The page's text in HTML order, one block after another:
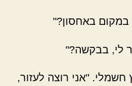
במקום באחסון?"
לי, בבקשה?"
חשמלי. "אני רוצה לעזור,